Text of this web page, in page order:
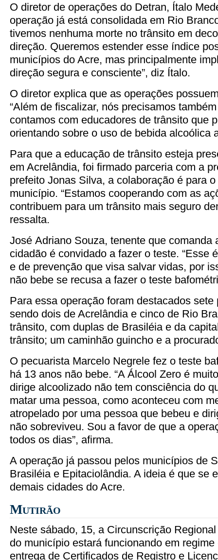
O diretor de operações do Detran, Ítalo
operação já está consolidada em Rio
tivemos nenhuma morte no trânsito em
direção. Queremos estender esse índice
municípios do Acre, mas principalmente
direção segura e consciente”, diz Ítalo.
O diretor explica que as operações
“Além de fiscalizar, nós precisamos
contamos com educadores de trânsito que
orientando sobre o uso de bebida alcoólica
Para que a educação de trânsito esteja
em Acrelândia, foi firmado parceria com a
prefeito Jonas Silva, a colaboração é para
município. “Estamos cooperando com as
contribuem para um trânsito mais seguro
ressalta.
José Adriano Souza, tenente que comanda
cidadão é convidado a fazer o teste. “Esse
e de prevenção que visa salvar vidas, por
não bebe se recusa a fazer o teste
Para essa operação foram destacados
sendo dois de Acrelândia e cinco de Rio
trânsito, com duplas de Brasiléia e da
trânsito; um caminhão guincho e a
O pecuarista Marcelo Negrele fez o teste
há 13 anos não bebe. “A Álcool Zero é
dirige alcoolizado não tem consciência do
matar uma pessoa, como aconteceu com
atropelado por uma pessoa que bebeu e
não sobreviveu. Sou a favor de que a
todos os dias”, afirma.
A operação já passou pelos municípios de
Brasiléia e Epitaciolândia. A ideia é que se
demais cidades do Acre.
Mutirão
Neste sábado, 15, a Circunscrição
do município estará funcionando em
entrega de Certificados de Registro e